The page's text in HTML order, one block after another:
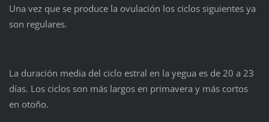
Una vez que se produce la ovulación los ciclos siguientes ya
son regulares.
La duración media del ciclo estral en la yegua es de 20 a 23
días. Los ciclos son más largos en primavera y más cortos
en otoño.